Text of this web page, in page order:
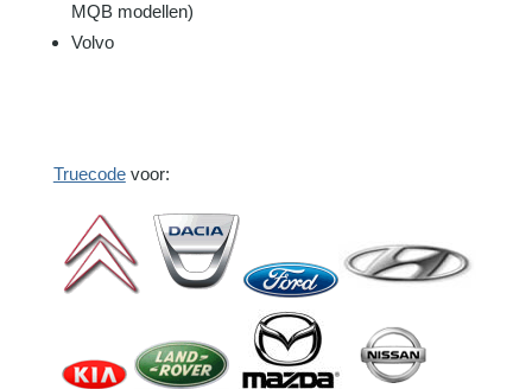
MQB modellen)
Volvo
Truecodevoor: